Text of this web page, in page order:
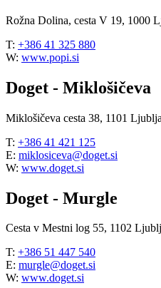
Rožna Dolina, cesta V 19, 1000
T: +386 41 325 880
W: www.popi.si
Doget - Miklošičeva
Miklošičeva cesta 38, 1101
T: +386 41 421 125
E: miklosiceva@doget.si
W: www.doget.si
Doget - Murgle
Cesta v Mestni log 55, 1102
T: +386 51 447 540
E: murgle@doget.si
W: www.doget.si